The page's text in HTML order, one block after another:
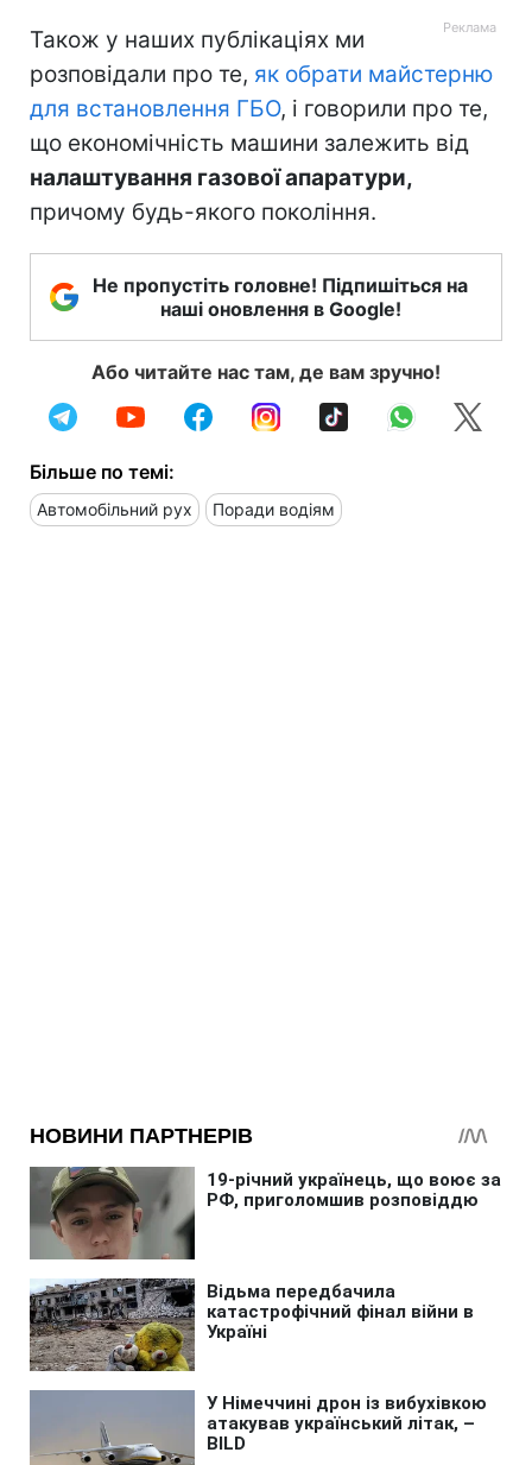
Також у наших публікаціях ми
розповідали про те, як обрати майстерню
для встановлення ГБО, і говорили про те,
що економічність машини залежить від
налаштування газової апаратури,
причому будь-якого покоління.
Не пропустіть головне! Підпишіться на
наші оновлення в Google!
Або читайте нас там, де вам зручно!
Більше по темі:
Автомобільний рух Поради водіям